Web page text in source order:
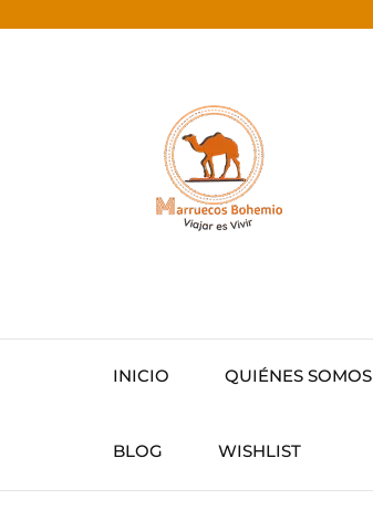
INICIO QUIÉNES SOMOS
BLOG WISHLIST